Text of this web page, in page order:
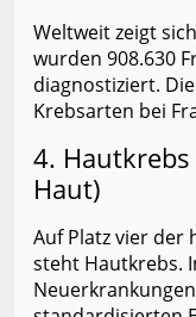
Weltweit zeigt
wurden 908.630
diagnostiziert.
Krebsarten bei
4.
Haut)
Auf Platz vier der
steht Hautkrebs.